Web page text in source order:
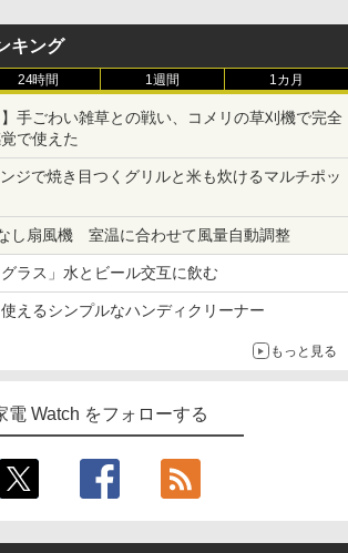
キング
24時間 1週間 1カ月
】手ごわい雑草との戦い、コメリの草刈機で完全
で使えた
ジで焼き目つくグリルと米も炊けるマルチポッ
し扇風機 室温に合わせて風量自動調整
グラス」水とビール交互に飲む
えるシンプルなハンディクリーナー
もっと見る
電 Watch をフォローする